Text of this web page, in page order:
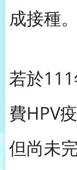
成接種。
若於
費HPV
但尚未